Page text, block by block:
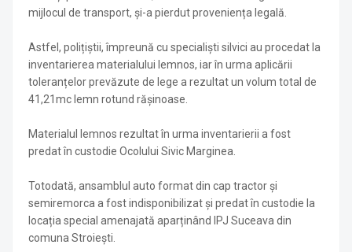
mijlocul de transport, și-a pierdut proveniența legală.
Astfel, polițiștii, împreună cu specialiști silvici au procedat la
inventarierea materialului lemnos, iar în urma aplicării
toleranțelor prevăzute de lege a rezultat un volum total de
41,21mc lemn rotund rășinoase.
Materialul lemnos rezultat în urma inventarierii a fost
predat în custodie Ocolului Sivic Marginea.
Totodată, ansamblul auto format din cap tractor și
semiremorca a fost indisponibilizat și predat în custodie la
locația special amenajată aparținând IPJ Suceava din
comuna Stroiești.